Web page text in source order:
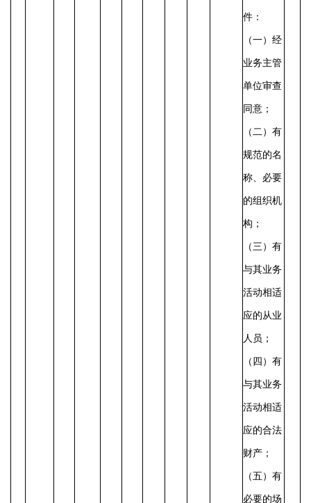
件：
（一）经
业务主管
单位审查
同意；
（二）有
规范的名
称、必要
的组织机
构；
（三）有
与其业务
活动相适
应的从业
人员；
（四）有
与其业务
活动相适
应的合法
财产；
（五）有
必要的场